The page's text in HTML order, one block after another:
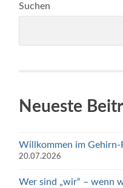
Suchen
Neueste
Willkommen im Gehirn-
20.07.2026
Wer sind „wir“ – wenn